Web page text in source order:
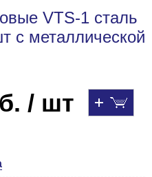
VTS-1 сталь
с металлической
/ шт